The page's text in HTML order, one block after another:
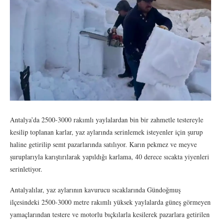
Antalya’da 2500-3000 rakımlı yaylalardan bin bir zahmetle testereyle
kesilip toplanan karlar, yaz aylarında serinlemek isteyenler için şurup
haline getirilip semt pazarlarında satılıyor. Karın pekmez ve meyve
şuruplarıyla karıştırılarak yapıldığı karlama, 40 derece sıcakta yiyenleri
serinletiyor.
Antalyalılar, yaz aylarının kavurucu sıcaklarında Gündoğmuş
ilçesindeki 2500-3000 metre rakımlı yüksek yaylalarda güneş görmeyen
yamaçlarından testere ve motorlu bıçkılarla kesilerek pazarlara getirilen